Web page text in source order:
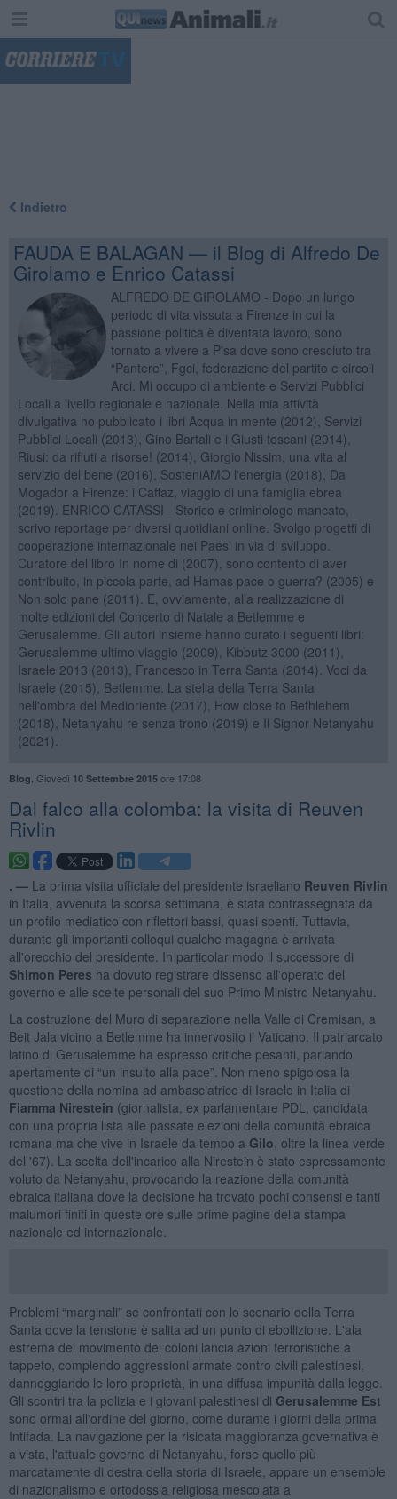
Indietro
FAUDA E BALAGAN — il Blog di Alfredo De
Girolamo e Enrico Catassi
ALFREDO DE GIROLAMO - Dopo un lungo
periodo di vita vissuta a Firenze in cui la
passione politica è diventata lavoro, sono
tornato a vivere a Pisa dove sono cresciuto tra
“Pantere”, Fgci, federazione del partito e circoli
Arci. Mi occupo di ambiente e Servizi Pubblici
Locali a livello regionale e nazionale. Nella mia attività
divulgativa ho pubblicato i libri Acqua in mente (2012), Servizi
Pubblici Locali (2013), Gino Bartali e i Giusti toscani (2014),
Riusi: da rifiuti a risorse! (2014), Giorgio Nissim, una vita al
servizio del bene (2016), SosteniAMO l'energia (2018), Da
Mogador a Firenze: i Caffaz, viaggio di una famiglia ebrea
(2019). ENRICO CATASSI - Storico e criminologo mancato,
scrivo reportage per diversi quotidiani online. Svolgo progetti di
cooperazione internazionale nei Paesi in via di sviluppo.
Curatore del libro In nome di (2007), sono contento di aver
contribuito, in piccola parte, ad Hamas pace o guerra? (2005) e
Non solo pane (2011). E, ovviamente, alla realizzazione di
molte edizioni del Concerto di Natale a Betlemme e
Gerusalemme. Gli autori insieme hanno curato i seguenti libri:
Gerusalemme ultimo viaggio (2009), Kibbutz 3000 (2011),
Israele 2013 (2013), Francesco in Terra Santa (2014). Voci da
Israele (2015), Betlemme. La stella della Terra Santa
nell'ombra del Medioriente (2017), How close to Bethlehem
(2018), Netanyahu re senza trono (2019) e Il Signor Netanyahu
(2021).
Blog Giovedì 10 Settembre 2015ore 17:08
Dal falco alla colomba: la visita di Reuven
Rivlin
. — La prima visita ufficiale del presidente israeliano Reuven Rivlin
in Italia, avvenuta la scorsa settimana, è stata contrassegnata da
un profilo mediatico con riflettori bassi, quasi spenti. Tuttavia,
durante gli importanti colloqui qualche magagna è arrivata
all'orecchio del presidente. In particolar modo il successore di
Shimon Peres ha dovuto registrare dissenso all'operato del
governo e alle scelte personali del suo Primo Ministro Netanyahu.
La costruzione del Muro di separazione nella Valle di Cremisan, a
Beit Jala vicino a Betlemme ha innervosito il Vaticano. Il patriarcato
latino di Gerusalemme ha espresso critiche pesanti, parlando
apertamente di “un insulto alla pace”. Non meno spigolosa la
questione della nomina ad ambasciatrice di Israele in Italia di
Fiamma Nirestein (giornalista, ex parlamentare PDL, candidata
con una propria lista alle passate elezioni della comunità ebraica
romana ma che vive in Israele da tempo a Gilo , oltre la linea verde
del '67). La scelta dell'incarico alla Nirestein è stato espressamente
voluto da Netanyahu, provocando la reazione della comunità
ebraica italiana dove la decisione ha trovato pochi consensi e tanti
malumori finiti in queste ore sulle prime pagine della stampa
nazionale ed internazionale.
Problemi “marginali” se confrontati con lo scenario della Terra
Santa dove la tensione è salita ad un punto di ebollizione. L'ala
estrema del movimento dei coloni lancia azioni terroristiche a
tappeto, compiendo aggressioni armate contro civili palestinesi,
danneggiando le loro proprietà, in una diffusa impunità dalla legge.
Gli scontri tra la polizia e i giovani palestinesi di Gerusalemme Est
sono ormai all'ordine del giorno, come durante i giorni della prima
Intifada. La navigazione per la risicata maggioranza governativa è
a vista, l'attuale governo di Netanyahu, forse quello più
marcatamente di destra della storia di Israele, appare un ensemble
di nazionalismo e ortodossia religiosa mescolata a